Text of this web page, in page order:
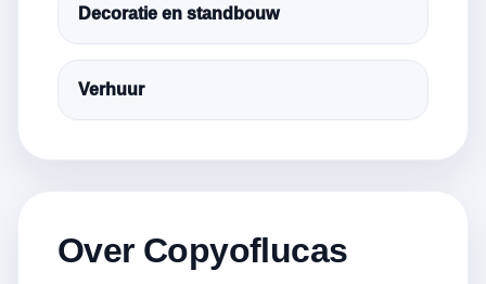
Decoratie en standbouw
Verhuur
Over Copyoflucas